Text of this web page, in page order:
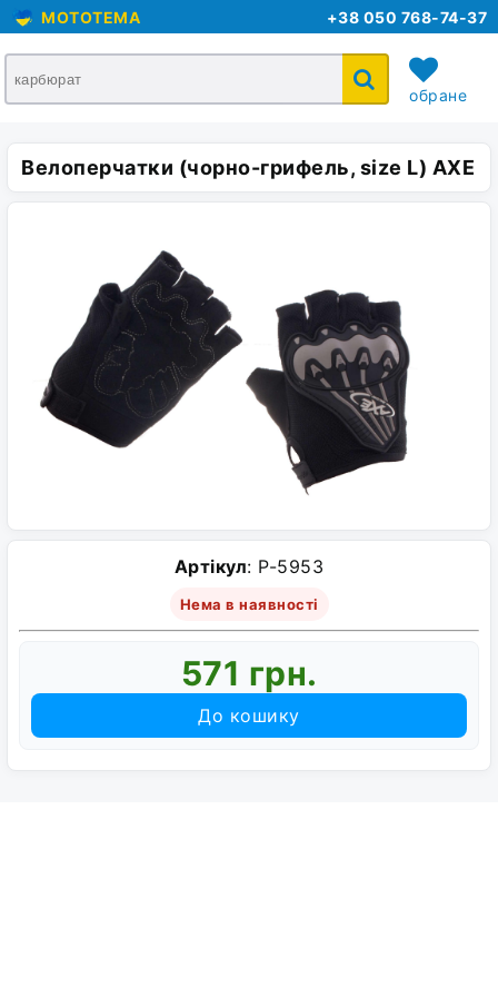
MOTOTEMA +38 050 768-74-37
обране
кошик
Велоперчатки (чорно-грифель, size L) AXE
Артікул: P-5953
Нема в наявності
571 грн.
До кошику